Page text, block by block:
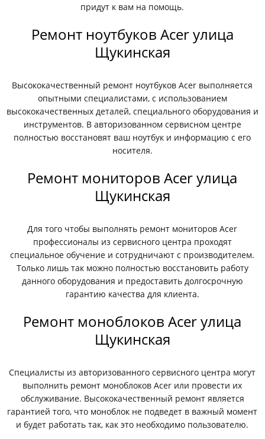
придут к вам на помощь.
Ремонт ноутбуков Acer улица
Щукинская
Высококачественный ремонт ноутбуков Acer выполняется
опытными специалистами, с использованием
высококачественных деталей, специального оборудования и
инструментов. В авторизованном сервисном центре
полностью восстановят ваш ноутбук и информацию с его
носителя.
Ремонт мониторов Acer улица
Щукинская
Для того чтобы выполнять ремонт мониторов Acer
профессионалы из сервисного центра проходят
специальное обучение и сотрудничают с производителем.
Только лишь так можно полностью восстановить работу
данного оборудования и предоставить долгосрочную
гарантию качества для клиента.
Ремонт моноблоков Acer улица
Щукинская
Специалисты из авторизованного сервисного центра могут
выполнить ремонт моноблоков Acer или провести их
обслуживание. Высококачественный ремонт является
гарантией того, что моноблок не подведет в важный момент
и будет работать так, как это необходимо пользователю.